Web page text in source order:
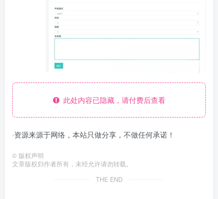
此处内容已隐藏，请付费后查看
·资源来源于网络，本站只做分享，不做任何承诺！
© 版权声明
文章版权归作者所有，未经允许请勿转载。
THE END